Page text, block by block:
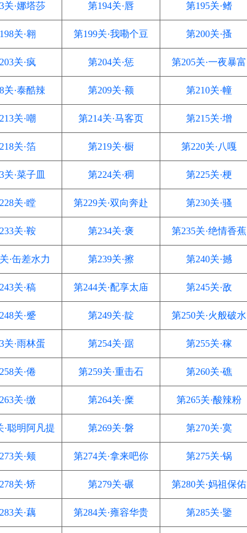
关·娜塔莎 第194关·唇 第195关·鳍
关·翱 第199关·我嘞个豆 第200关·搔
关·疯 第204关·惩 第205关·一夜暴富
关·泰酷辣 第209关·额 第210关·幢
关·嘲 第214关·马客页 第215关·增
关·箔 第219关·橱 第220关·八嘎
关·菜子皿 第224关·稠 第225关·梗
关·瞠 第229关·双向奔赴 第230关·骚
关·鞍 第234关·褒 第235关·绝情香蕉
·缶差水力 第239关·擦 第240关·撼
关·稿 第244关·配享太庙 第245关·敌
关·蹙 第249关·靛 第250关·火般破水
关·雨林蛋 第254关·踞 第255关·稼
关·倦 第259关·重击石 第260关·礁
关·缴 第264关·糜 第265关·酸辣粉
·聪明阿凡提 第269关·磐 第270关·寞
关·颊 第274关·拿来吧你 第275关·锅
关·矫 第279关·碾 第280关·妈祖保佑
关·藕 第284关·雍容华贵 第285关·鑒